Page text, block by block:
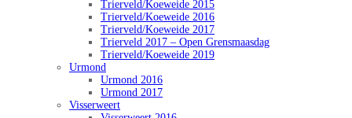
Trierveld/Koeweide 2015
Trierveld/Koeweide 2016
Trierveld/Koeweide 2017
Trierveld 2017 – Open Grensmaasdag
Trierveld/Koeweide 2019
Urmond
Urmond 2016
Urmond 2017
Visserweert